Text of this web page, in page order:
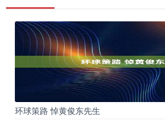
环球策路 悼黄俊东先生